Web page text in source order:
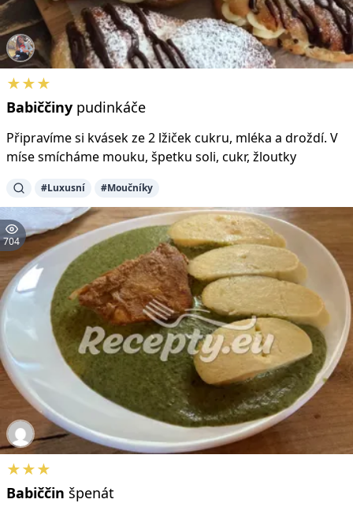
★★★
Babiččiny pudinkáče
Připravíme si kvásek ze 2 lžiček cukru, mléka a droždí. V
míse smícháme mouku, špetku soli, cukr, žloutky
#Luxusní #Moučníky
704
★★★
Babiččin špenát